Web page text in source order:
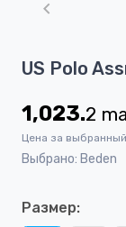
1
3
US Polo
1,023.2
Цена за
Выбрано: Beden
Размер: